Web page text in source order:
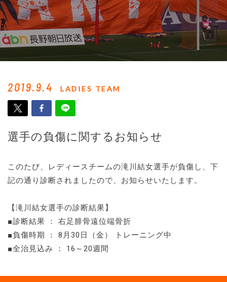
2019.9.4 LADIES TEAM
選手の負傷に関するお知らせ
このたび、レディースチームの滝川結女選手が負傷し、下
記の通り診断されましたので、お知らせいたします。
【滝川結女選手の診断結果】
■診断結果 ： 右足腓骨遠位端骨折
■負傷時期 ： 8月30日（金） トレーニング中
■全治見込み ： 16～20週間